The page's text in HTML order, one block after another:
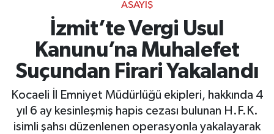
ASAYİŞ
İzmit’te Vergi Usul
Kanunu’na Muhalefet
Suçundan Firari Yakalandı
Kocaeli İl Emniyet Müdürlüğü ekipleri, hakkında 4
yıl 6 ay kesinleşmiş hapis cezası bulunan H.F.K.
isimli şahsı düzenlenen operasyonla yakalayarak
Süper Lig Puan Durumu ve Fikstür
Tüm Manşetler
Son Dakika Haberleri
Haber Arşivi